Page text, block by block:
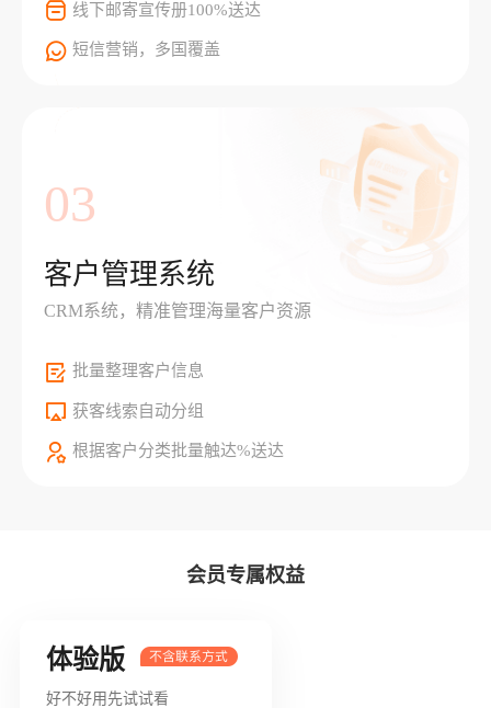
线下邮寄宣传册100%送达
短信营销，多国覆盖
03
客户管理系统
CRM系统，精准管理海量客户资源
批量整理客户信息
获客线索自动分组
根据客户分类批量触达%送达
会员专属权益
体验版
好不好用先试试看